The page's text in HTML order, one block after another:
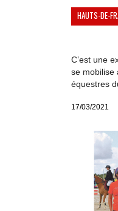
HAUTS-DE-
C’est une
se mobilise
équestres
17/03/2021